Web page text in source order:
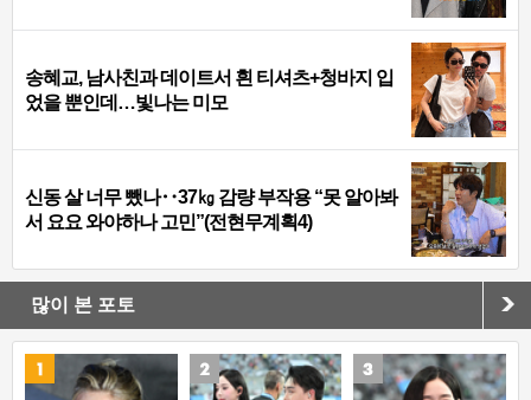
송혜교, 남사친과 데이트서 흰 티셔츠+청바지 입
었을 뿐인데…빛나는 미모
신동 살 너무 뺐나‥37㎏ 감량 부작용 “못 알아봐
서 요요 와야하나 고민”(전현무계획4)
많이 본 포토